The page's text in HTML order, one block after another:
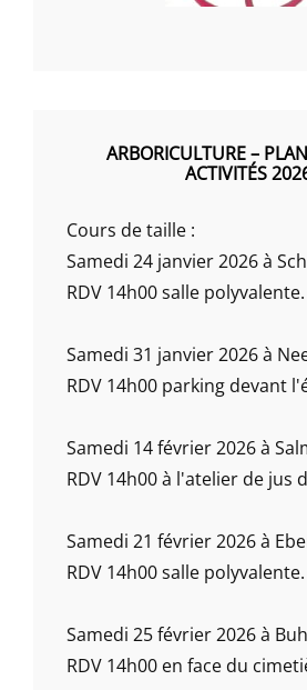
ARBORICULTURE –
ACTIVITÉS
Cours de taille :
Samedi 24 janvier 2026 à
RDV 14h00 salle polyvalente.
Samedi 31 janvier 2026 à
RDV 14h00 parking devant
Samedi 14 février 2026 à
RDV 14h00 à l'atelier de jus
Samedi 21 février 2026 à
RDV 14h00 salle polyvalente.
Samedi 25 février 2026 à
RDV 14h00 en face du